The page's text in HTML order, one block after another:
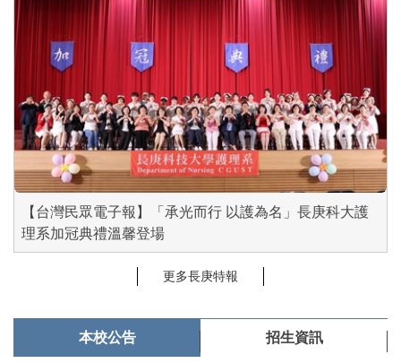
【台灣民眾電子報】「承光而行 以護為名」長庚科大護
理系加冠典禮溫馨登場
更多長庚特報
本校公告 招生資訊